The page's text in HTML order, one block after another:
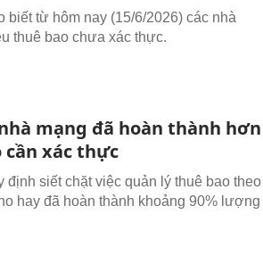
từ hôm nay (15/6/2026) các nhà
thuê bao chưa xác thực.
mạng đã hoàn thành hơn
xác thực
định siết chặt việc quản lý thuê bao theo
hay đã hoàn thành khoảng 90% lượng